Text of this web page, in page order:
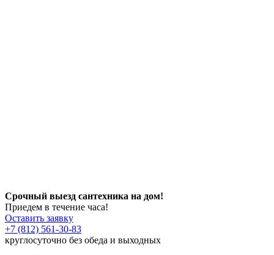
Срочный выезд сантехника на дом!
Приедем в течение часа!
Оставить заявку
+7 (812) 561-30-83
круглосуточно без обеда и выходных